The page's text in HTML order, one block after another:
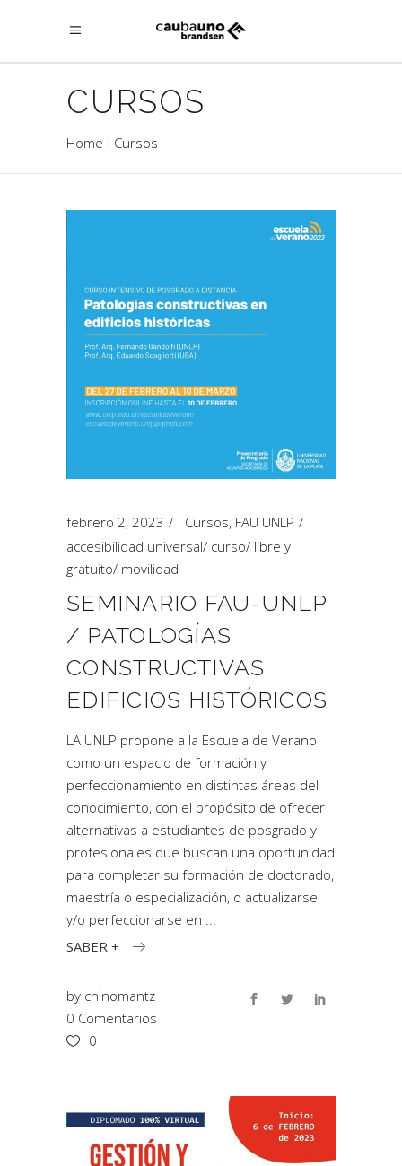
CURSOS
Home Cursos
febrero 2, 2023 Cursos, FAU UNLP
accesibilidad universal/ curso/ libre y
gratuito/ movilidad
SEMINARIO FAU-UNLP
/ PATOLOGÍAS
CONSTRUCTIVAS
EDIFICIOS HISTÓRICOS
LA UNLP propone a la Escuela de Verano
como un espacio de formación y
perfeccionamiento en distintas áreas del
conocimiento, con el propósito de ofrecer
alternativas a estudiantes de posgrado y
profesionales que buscan una oportunidad
para completar su formación de doctorado,
maestría o especialización, o actualizarse
y/o perfeccionarse en
SABER +
by chinomantz
0 Comentarios
0